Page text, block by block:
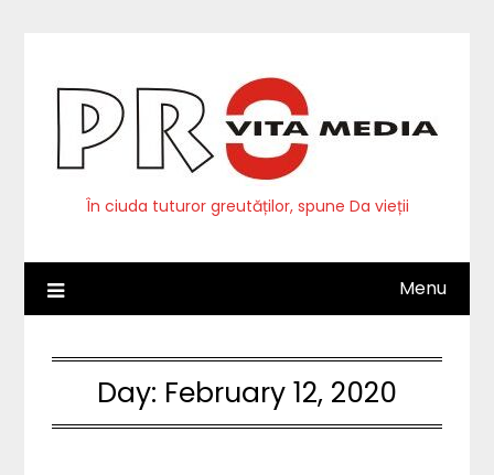
În ciuda tuturor greutăților, spune Da vieții
Menu
Day: February 12, 2020